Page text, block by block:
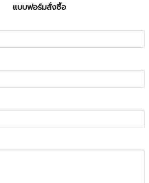
แบบฟอร์มสั่งซื้อ